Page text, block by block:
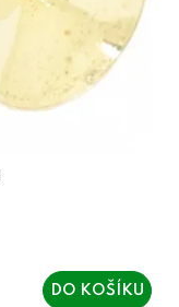
DO KOŠÍKU